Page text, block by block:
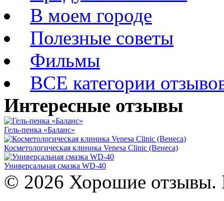
В моем городе
Полезные советы
Фильмы
ВСЕ категории
Интересные отзывы
Гель-пенка «Баланс»
Косметологическая клиника Venesa Clinic (Венеса)
Универсальная смазка WD-40
© 2026 Хорошие отзывы.